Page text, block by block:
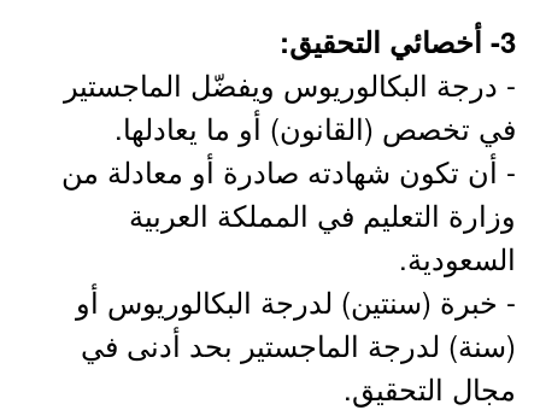
3- أخصائي التحقيق:
- درجة البكالوريوس ويفضّل الماجستير
في تخصص (القانون) أو ما يعادلها.
- أن تكون شهادته صادرة أو معادلة من
وزارة التعليم في المملكة العربية
السعودية.
- خبرة (سنتين) لدرجة البكالوريوس أو
(سنة) لدرجة الماجستير بحد أدنى في
مجال التحقيق.